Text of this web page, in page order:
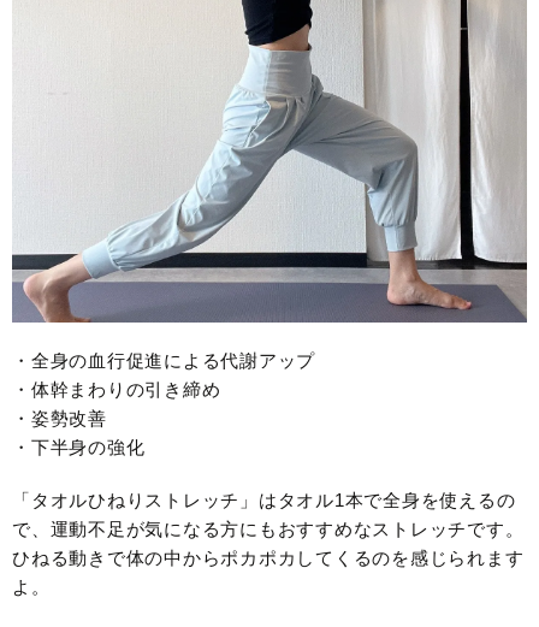
・全身の血行促進による代謝アップ
・体幹まわりの引き締め
・姿勢改善
・下半身の強化
「タオルひねりストレッチ」はタオル1本で全身を使えるの
で、運動不足が気になる方にもおすすめなストレッチです。
ひねる動きで体の中からポカポカしてくるのを感じられます
よ。